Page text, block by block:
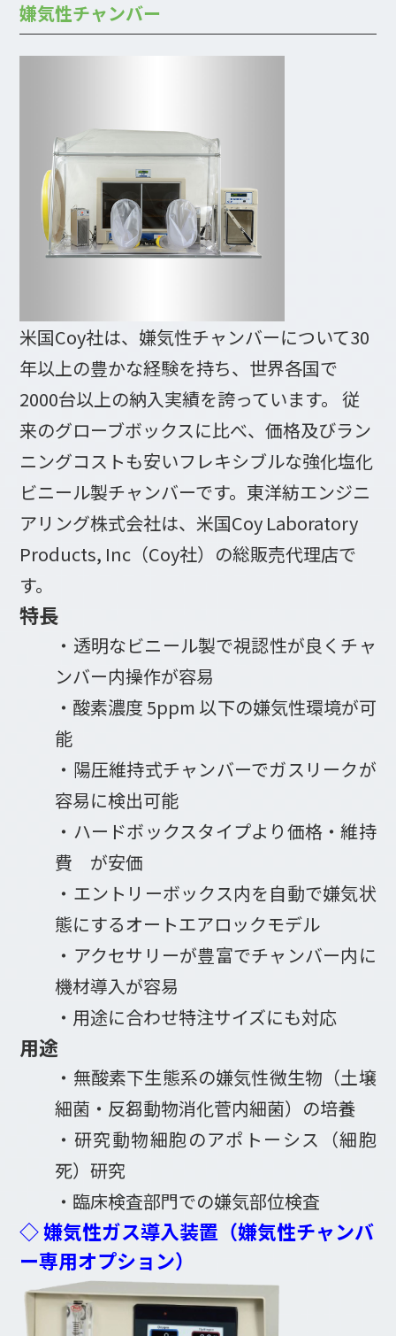
嫌気性チャンバー
米国Coy社は、嫌気性チャンバーについて30
年以上の豊かな経験を持ち、世界各国で
2000台以上の納入実績を誇っています。 従
来のグローブボックスに比べ、価格及びラン
ニングコストも安いフレキシブルな強化塩化
ビニール製チャンバーです。東洋紡エンジニ
アリング株式会社は、米国Coy Laboratory
Products, Inc（Coy社）の総販売代理店で
す。
特長
・透明なビニール製で視認性が良くチャ
ンバー内操作が容易
・酸素濃度 5ppm 以下の嫌気性環境が可
能
・陽圧維持式チャンバーでガスリークが
容易に検出可能
・ハードボックスタイプより価格・維持
費 が安価
・エントリーボックス内を自動で嫌気状
態にするオートエアロックモデル
・アクセサリーが豊富でチャンバー内に
機材導入が容易
・用途に合わせ特注サイズにも対応
用途
・無酸素下生態系の嫌気性微生物（土壌
細菌・反芻動物消化菅内細菌）の培養
・研究動物細胞のアポトーシス（細胞
死）研究
・臨床検査部門での嫌気部位検査
◇ 嫌気性ガス導入装置（嫌気性チャンバ
ー専用オプション）